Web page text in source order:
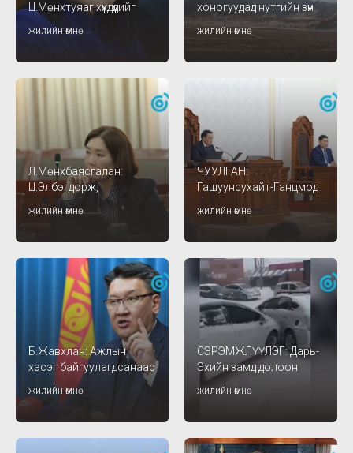
Ц.Мөнхтуяаг хүүхдүүдийг
хөдөө явуулаад,
хандиваар авсан
жилийн өмнө
хоногуудад нутгийн зүүн
хагаст хүйтэн салхи,
шуургатай байна
жилийн өмнө
Л.Мөнхбаясгалан:
Ц.Элбэгдорж,
Ч.Сайханбилэг нарыг
жилийн өмнө
ЧУУЛГАН:
Гашуунсухайт-Ганцмод
боомтын хэлэлцээрийг
жилийн өмнө
Б.Жавхлан: Ажлын
хэсэг байгуулагдсанаас
хойш 1.9 сая тонн нүүрс
нэмж экспортоллоо
жилийн өмнө
СЭРЭМЖЛҮҮЛЭГ: Дарь-
Эхийн замд долоон
машин мөргөлджээ
жилийн өмнө